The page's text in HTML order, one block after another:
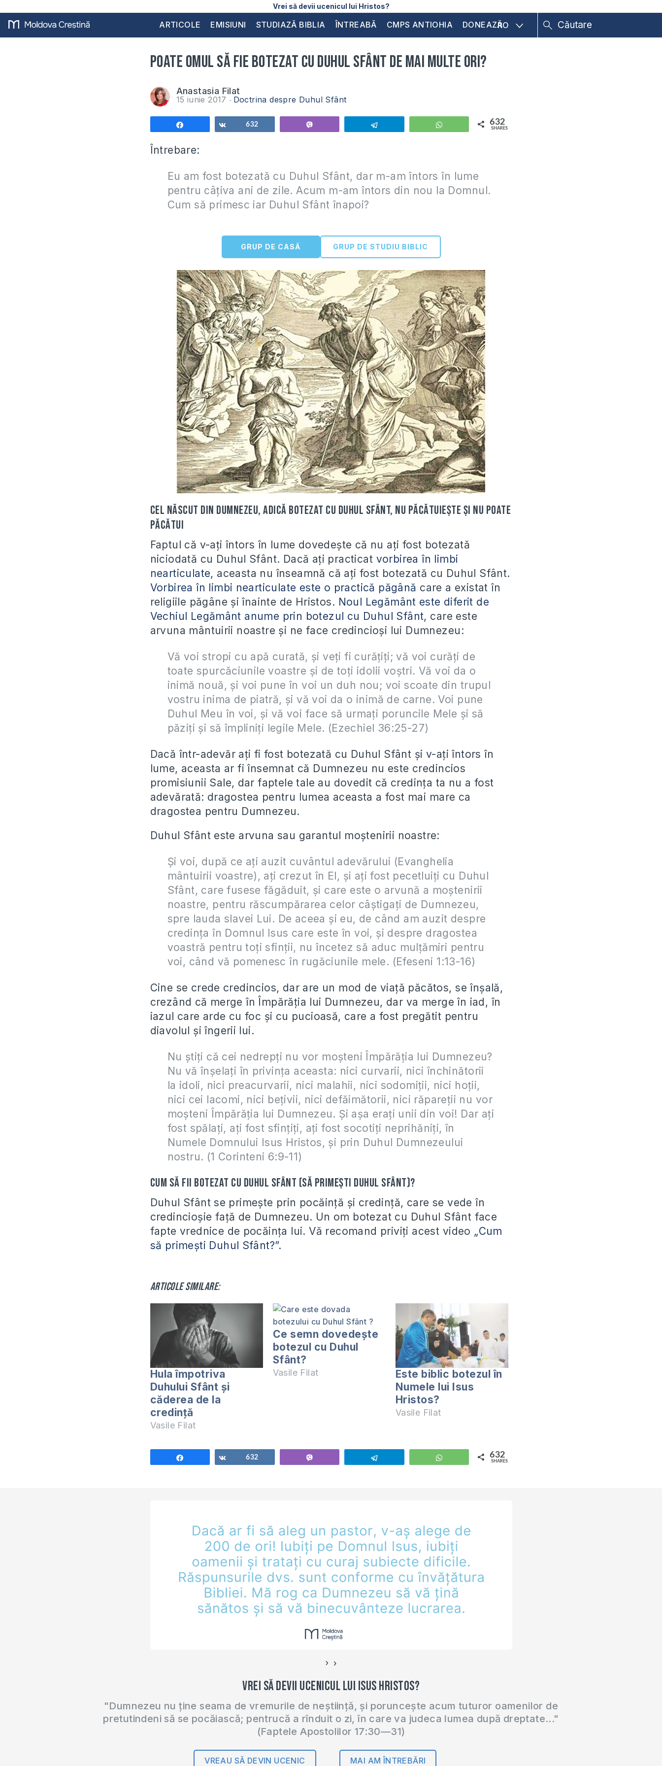
Vrei să devii ucenicul lui Hristos?
ARTICOLE EMISIUNI STUDIAZĂ BIBLIA ÎNTREABĂ CMPS ANTIOHIA DONEAZĂRO
Poate omul să fie botezat cu Duhul Sfânt de mai multe ori?
Anastasia Filat
15 iunie 2017 Doctrina despre Duhul Sfânt
Share632 WhatsApp 632
SHARES
Întrebare:
Eu am fost botezată cu Duhul Sfânt, dar m-am întors în lume
pentru câțiva ani de zile. Acum m-am întors din nou la Domnul.
Cum să primesc iar Duhul Sfânt înapoi?
GRUP DE CASĂ GRUP DE STUDIU BIBLIC
Cel născut din Dumnezeu, adică botezat cu Duhul Sfânt, nu păcătuiește și nu poate
păcătui
Faptul că v-ați întors în lume dovedește că nu ați fost botezată
niciodată cu Duhul Sfânt. Dacă ați practicat vorbirea în limbi
nearticulate, aceasta nu înseamnă că ați fost botezată cu Duhul Sfânt.
Vorbirea în limbi nearticulate este o practică păgână care a existat în
religiile păgâne și înainte de Hristos. Noul Legământ este diferit de
Vechiul Legământ anume prin botezul cu Duhul Sfânt, care este
arvuna mântuirii noastre și ne face credincioși lui Dumnezeu:
Vă voi stropi cu apă curată, și veți fi curățiți; vă voi curăți de
toate spurcăciunile voastre și de toți idolii voștri. Vă voi da o
inimă nouă, și voi pune în voi un duh nou; voi scoate din trupul
vostru inima de piatră, și vă voi da o inimă de carne. Voi pune
Duhul Meu în voi, și vă voi face să urmați poruncile Mele și să
păziți și să împliniți legile Mele. (Ezechiel 36:25-27)
Dacă într-adevăr ați fi fost botezată cu Duhul Sfânt și v-ați întors în
lume, aceasta ar fi însemnat că Dumnezeu nu este credincios
promisiunii Sale, dar faptele tale au dovedit că credința ta nu a fost
adevărată: dragostea pentru lumea aceasta a fost mai mare ca
dragostea pentru Dumnezeu.
Duhul Sfânt este arvuna sau garantul moștenirii noastre:
Și voi, după ce ați auzit cuvântul adevărului (Evanghelia
mântuirii voastre), ați crezut în El, și ați fost pecetluiți cu Duhul
Sfânt, care fusese făgăduit, și care este o arvună a moștenirii
noastre, pentru răscumpărarea celor câștigați de Dumnezeu,
spre lauda slavei Lui. De aceea și eu, de când am auzit despre
credința în Domnul Isus care este în voi, și despre dragostea
voastră pentru toți sfinții, nu încetez să aduc mulțămiri pentru
voi, când vă pomenesc în rugăciunile mele. (Efeseni 1:13-16)
Cine se crede credincios, dar are un mod de viață păcătos, se înșală,
crezând că merge în Împărăția lui Dumnezeu, dar va merge în iad, în
iazul care arde cu foc și cu pucioasă, care a fost pregătit pentru
diavolul și îngerii lui.
Nu știți că cei nedrepți nu vor moșteni Împărăția lui Dumnezeu?
Nu vă înșelați în privința aceasta: nici curvarii, nici închinătorii
la idoli, nici preacurvarii, nici malahii, nici sodomiții, nici hoții,
nici cei lacomi, nici bețivii, nici defăimătorii, nici răpareții nu vor
moșteni Împărăția lui Dumnezeu. Și așa erați unii din voi! Dar ați
fost spălați, ați fost sfințiți, ați fost socotiți neprihăniți, în
Numele Domnului Isus Hristos, și prin Duhul Dumnezeului
nostru. (1 Corinteni 6:9-11)
Cum să fii botezat cu Duhul Sfânt (să primești Duhul Sfânt)?
Duhul Sfânt se primește prin pocăință și credință, care se vede în
credincioșie față de Dumnezeu. Un om botezat cu Duhul Sfânt face
fapte vrednice de pocăința lui. Vă recomand priviți acest video „Cum
să primești Duhul Sfânt?”.
Articole similare:
Hula împotriva
Duhului Sfânt și
căderea de la
credință
Vasile Filat
Ce semn dovedeşte
botezul cu Duhul
Sfânt?
Vasile Filat
Este biblic botezul în
Numele lui Isus
Hristos?
Vasile Filat
Share632 WhatsApp 632
SHARES
‹ ›
Vrei să devii ucenicul lui Isus Hristos?
"Dumnezeu nu ține seama de vremurile de neștiință, și poruncește acum tuturor oamenilor de
pretutindeni să se pocăiască; pentrucă a rînduit o zi, în care va judeca lumea după dreptate..."
(Faptele Apostolilor 17:30—31)
VREAU SĂ DEVIN UCENIC MAI AM ÎNTREBĂRI